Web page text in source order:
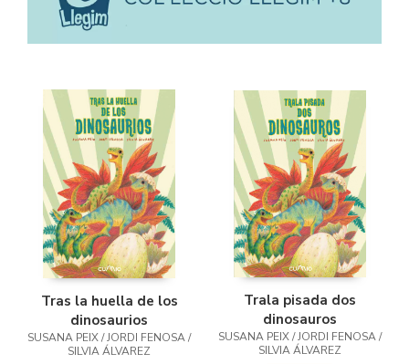
Tras la huella de los
dinosaurios
SUSANA PEIX / JORDI FENOSA /
SILVIA ÁLVAREZ
Trala pisada dos
dinosauros
SUSANA PEIX / JORDI FENOSA /
SILVIA ÁLVAREZ